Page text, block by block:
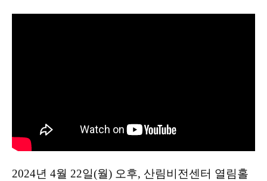
2024년 4월 22일(월) 오후, 산림비전센터 열림홀